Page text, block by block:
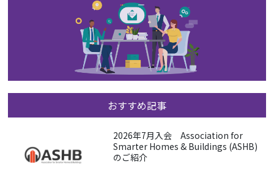
おすすめ記事
2026年7月入会 Association for
Smarter Homes & Buildings (ASHB)
のご紹介